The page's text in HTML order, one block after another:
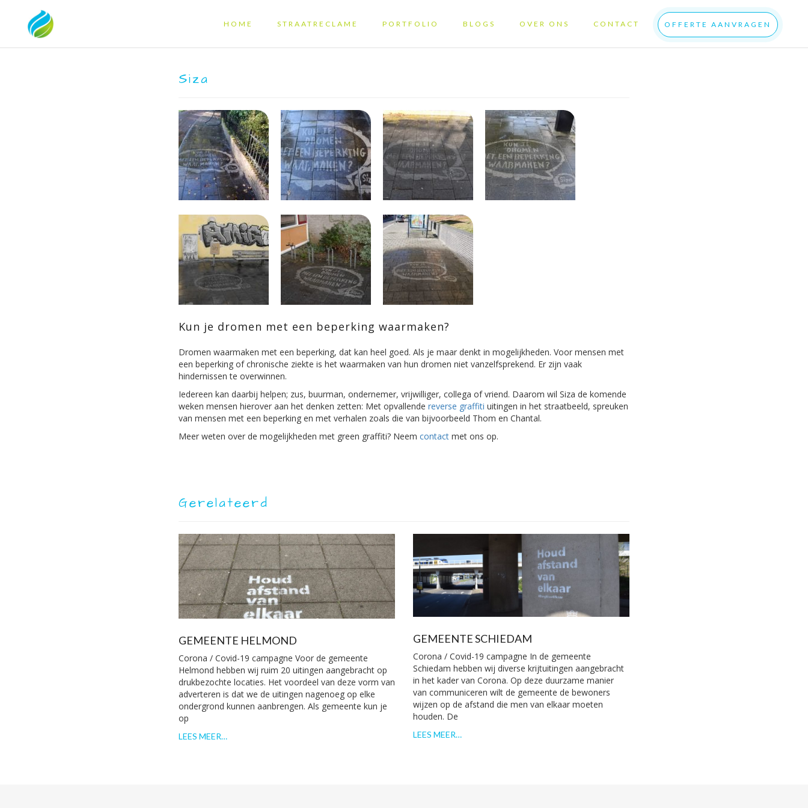
HOME STRAATRECLAME PORTFOLIO BLOGS OVER ONS CONTACT OFFERTE AANVRAGEN
Siza
Kun je dromen met een beperking waarmaken?
Dromen waarmaken met een beperking, dat kan heel goed. Als je maar denkt in mogelijkheden. Voor mensen met
een beperking of chronische ziekte is het waarmaken van hun dromen niet vanzelfsprekend. Er zijn vaak
hindernissen te overwinnen.
Iedereen kan daarbij helpen; zus, buurman, ondernemer, vrijwilliger, collega of vriend. Daarom wil Siza de komende
weken mensen hierover aan het denken zetten: Met opvallende reverse graffiti uitingen in het straatbeeld, spreuken
van mensen met een beperking en met verhalen zoals die van bijvoorbeeld Thom en Chantal.
Meer weten over de mogelijkheden met green graffiti? Neem contact met ons op.
Gerelateerd
GEMEENTE HELMOND
Corona / Covid-19 campagne Voor de gemeente
Helmond hebben wij ruim 20 uitingen aangebracht op
drukbezochte locaties. Het voordeel van deze vorm van
adverteren is dat we de uitingen nagenoeg op elke
ondergrond kunnen aanbrengen. Als gemeente kun je
op
LEES MEER…
GEMEENTE SCHIEDAM
Corona / Covid-19 campagne In de gemeente
Schiedam hebben wij diverse krijtuitingen aangebracht
in het kader van Corona. Op deze duurzame manier
van communiceren wilt de gemeente de bewoners
wijzen op de afstand die men van elkaar moeten
houden. De
LEES MEER…